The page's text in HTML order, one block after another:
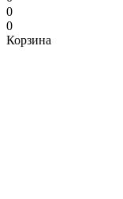
0
0
Корзина